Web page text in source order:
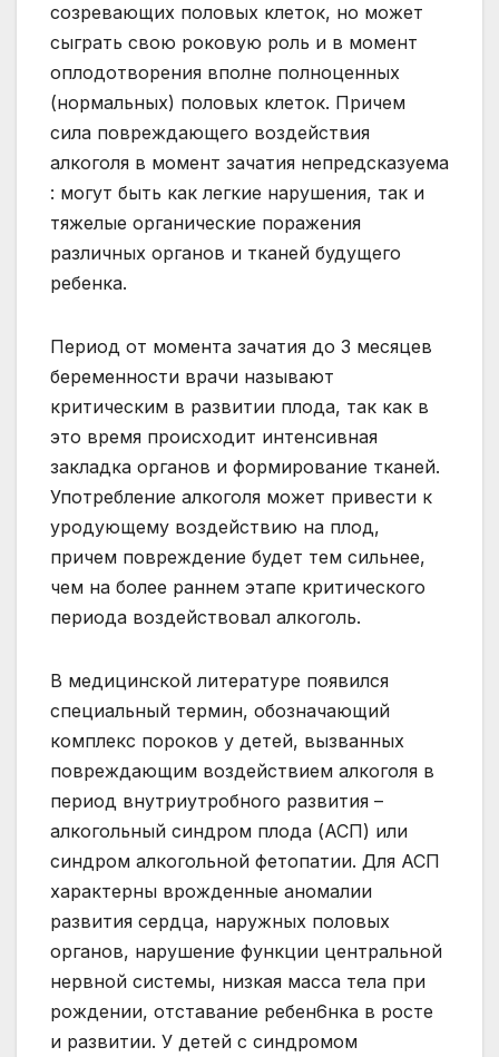
созревающих половых клеток, но может
сыграть свою роковую роль и в момент
оплодотворения вполне полноценных
(нормальных) половых клеток. Причем
сила повреждающего воздействия
алкоголя в момент зачатия непредсказуема
: могут быть как легкие нарушения, так и
тяжелые органические поражения
различных органов и тканей будущего
ребенка.
Период от момента зачатия до 3 месяцев
беременности врачи называют
критическим в развитии плода, так как в
это время происходит интенсивная
закладка органов и формирование тканей.
Употребление алкоголя может привести к
уродующему воздействию на плод,
причем повреждение будет тем сильнее,
чем на более раннем этапе критического
периода воздействовал алкоголь.
В медицинской литературе появился
специальный термин, обозначающий
комплекс пороков у детей, вызванных
повреждающим воздействием алкоголя в
период внутриутробного развития –
алкогольный синдром плода (АСП) или
синдром алкогольной фетопатии. Для АСП
характерны врожденные аномалии
развития сердца, наружных половых
органов, нарушение функции центральной
нервной системы, низкая масса тела при
рождении, отставание ребен6нка в росте
и развитии. У детей с синдромом